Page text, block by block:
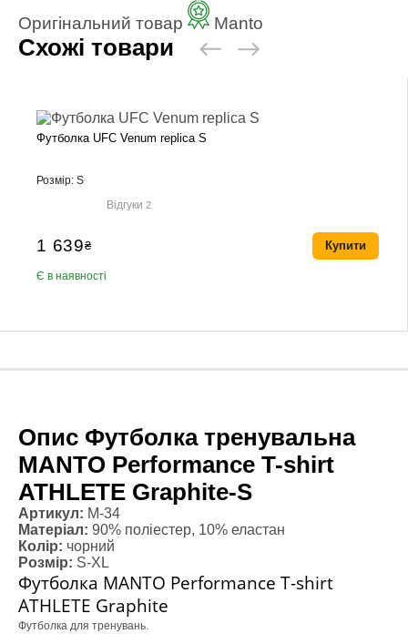
Оригінальний товар Manto
Схожі товари
Футболка UFC Venum replica S
Розмір: S
Відгуки2
1 639₴
Є в наявності
Купити
Опис Футболка тренувальна
MANTO Performance T-shirt
ATHLETE Graphite-S
Артикул: M-34
Матеріал: 90% поліестер, 10% еластан
Колір: чорний
Розмір: S-XL
Футболка MANTO Performance T-shirt
ATHLETE Graphite
Футболка для тренувань.